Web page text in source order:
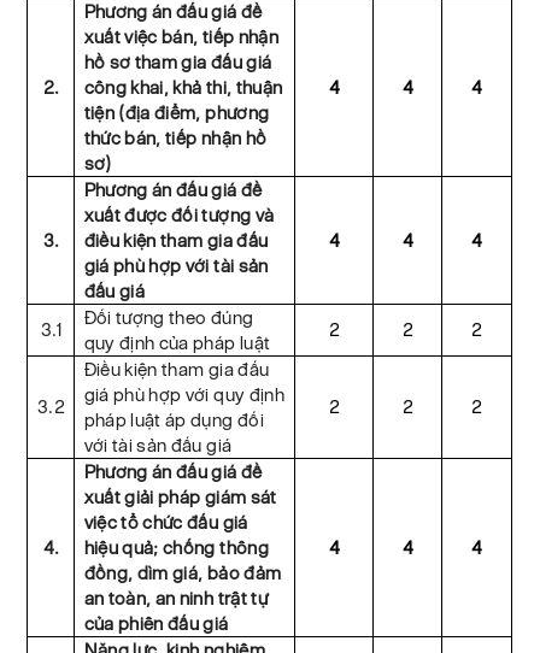
2.
Phương án đấu giá đề
xuất việc bán, tiếp nhận
hồ sơ tham gia đấu giá
công khai, khả thi, thuận
tiện (địa điểm, phương
thức bán, tiếp nhận hồ
sơ)
4 4 4
3.
Phương án đấu giá đề
xuất được đối tượng và
điều kiện tham gia đấu
giá phù hợp với tài sản
đấu giá
4 4 4
3.1
Đối tượng theo đúng
quy định của pháp luật
2 2 2
3.2
Điều kiện tham gia đấu
giá phù hợp với quy định
pháp luật áp dụng đối
với tài sản đấu giá
2 2 2
4.
Phương án đấu giá đề
xuất giải pháp giám sát
việc tổ chức đấu giá
hiệu quả; chống thông
đồng, dìm giá, bảo đảm
an toàn, an ninh trật tự
của phiên đấu giá
4 4 4